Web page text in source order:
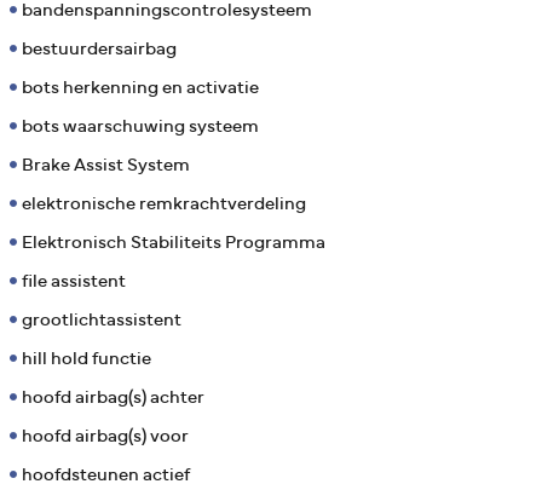
bandenspanningscontrolesysteem
bestuurdersairbag
bots herkenning en activatie
bots waarschuwing systeem
Brake Assist System
elektronische remkrachtverdeling
Elektronisch Stabiliteits Programma
file assistent
grootlichtassistent
hill hold functie
hoofd airbag(s) achter
hoofd airbag(s) voor
hoofdsteunen actief